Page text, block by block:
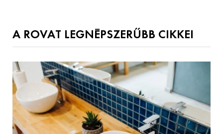
A ROVAT LEGNÉPSZERŰBB CIKKEI